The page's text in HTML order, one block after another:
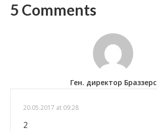
5 Comments
Ген. директор Браззерс
20.05.2017 at 09:28
2